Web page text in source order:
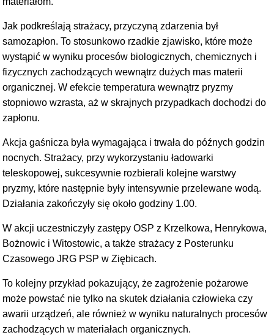
Jak podkreślają strażacy, przyczyną zdarzenia był
samozapłon. To stosunkowo rzadkie zjawisko, które może
wystąpić w wyniku procesów biologicznych, chemicznych i
fizycznych zachodzących wewnątrz dużych mas materii
organicznej. W efekcie temperatura wewnątrz pryzmy
stopniowo wzrasta, aż w skrajnych przypadkach dochodzi do
zapłonu.
Akcja gaśnicza była wymagająca i trwała do późnych godzin
nocnych. Strażacy, przy wykorzystaniu ładowarki
teleskopowej, sukcesywnie rozbierali kolejne warstwy
pryzmy, które następnie były intensywnie przelewane wodą.
Działania zakończyły się około godziny 1.00.
W akcji uczestniczyły zastępy OSP z Krzelkowa, Henrykowa,
Bożnowic i Witostowic, a także strażacy z Posterunku
Czasowego JRG PSP w Ziębicach.
To kolejny przykład pokazujący, że zagrożenie pożarowe
może powstać nie tylko na skutek działania człowieka czy
awarii urządzeń, ale również w wyniku naturalnych procesów
zachodzących w materiałach organicznych.